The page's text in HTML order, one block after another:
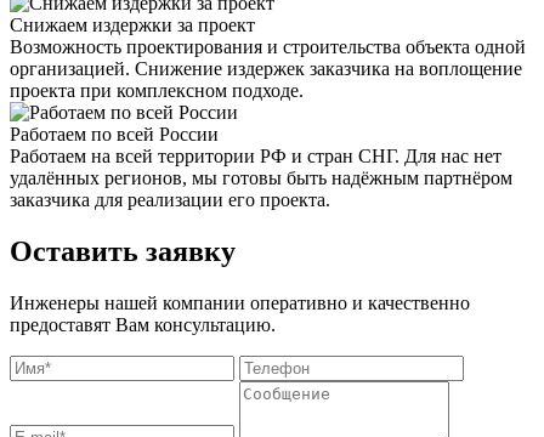
Снижаем издержки за проект
Возможность проектирования и строительства объекта одной
организацией. Снижение издержек заказчика на воплощение
проекта при комплексном подходе.
Работаем по всей России
Работаем на всей территории РФ и стран СНГ. Для нас нет
удалённых регионов, мы готовы быть надёжным партнёром
заказчика для реализации его проекта.
Оставить заявку
Инженеры нашей компании оперативно и качественно
предоставят Вам консультацию.